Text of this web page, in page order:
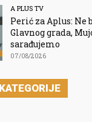
A PLUS TV
Perić za Aplus:
Glavnog grada,
sarađujemo
07/08/2026